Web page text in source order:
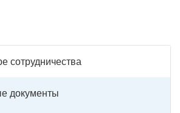
сотрудничества
документы